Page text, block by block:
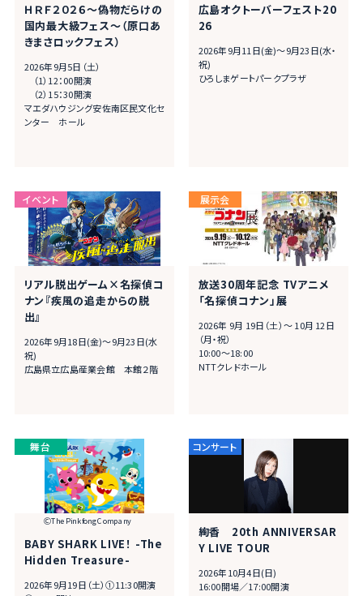
ＨＲＦ２０２６～偽物だらけの
国内最大級フェス～（原口あ
きまさロックフェス）
2026年9⽉5日（⼟）
（1）12：00開演
（2）15：30開演
マエダハウジング安佐南区民文化セ
ンター ホール
広島オクトーバーフェスト20
26
2026年9月11日(金)～9月23日(水・
祝)
ひろしまゲートパークプラザ
リアル脱出ゲーム×名探偵コ
ナン『疾風の追走からの脱
出』
2026年9月18日(金)～9月23日(水
祝)
広島県立広島産業会館 本館２階
放送30周年記念 TVアニメ
「名探偵コナン」展
2026年 9月 19日（土）～ 10月 12日
（月・祝）
10:00～18:00
NTTクレドホール
ⒸThe Pinkfong Company
BABY SHARK LIVE！ -The
Hidden Treasure-
2026年9月19日（土）①11:30開演
絢香 20th ANNIVERSAR
Y LIVE TOUR
2026年10月4日(日)
16:00開場／17:00開演